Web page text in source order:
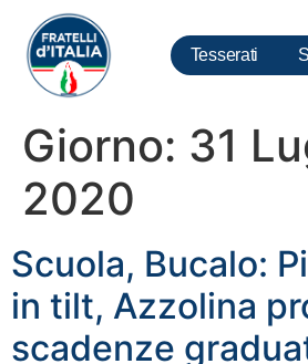
Tesserati
Giorno: 31
2020
Scuola, Bucalo:
in tilt, Azzolina
scadenze